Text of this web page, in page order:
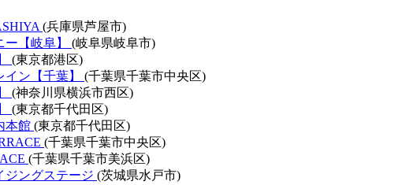
(兵庫県芦屋市)
【岐阜】 (岐阜県岐阜市)
(東京都港区)
ン【千葉】 (千葉県千葉市中央区)
(神奈川県横浜市西区)
(東京都千代田区)
本館 (東京都千代田区)
(千葉県千葉市中央区)
(千葉県千葉市美浜区)
ジングステージ (茨城県水戸市)